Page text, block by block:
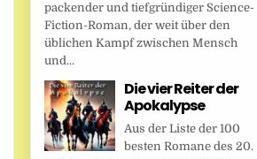
packender und tiefgründiger Science-
Fiction-Roman, der weit über den
üblichen Kampf zwischen Mensch
und...
Die vier Reiter der
Apokalypse
Aus der Liste der 100
besten Romane des 20.